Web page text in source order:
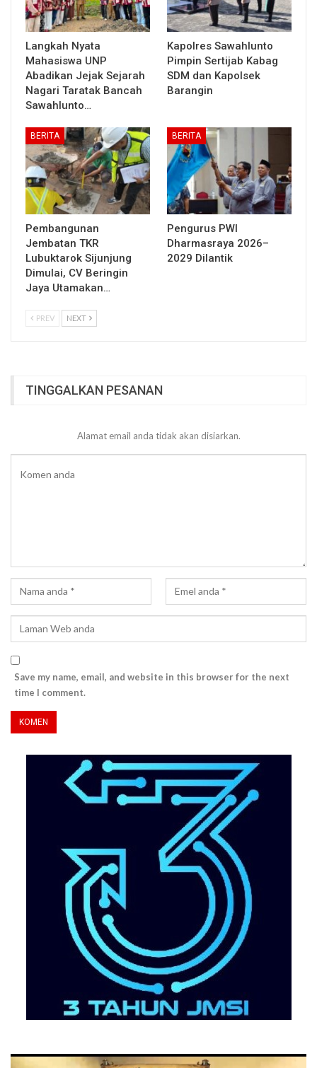
Langkah Nyata
Mahasiswa UNP
Abadikan Jejak Sejarah
Nagari Taratak Bancah
Sawahlunto…
Kapolres Sawahlunto
Pimpin Sertijab Kabag
SDM dan Kapolsek
Barangin
BERITA
Pembangunan
Jembatan TKR
Lubuktarok Sijunjung
Dimulai, CV Beringin
Jaya Utamakan…
BERITA
Pengurus PWI
Dharmasraya 2026–
2029 Dilantik
PREV NEXT
TINGGALKAN PESANAN
Alamat email anda tidak akan disiarkan.
Save my name, email, and website in this browser for the next
time I comment.